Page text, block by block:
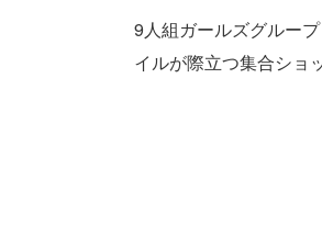
9人組ガールズグループ
イルが際立つ集合ショ